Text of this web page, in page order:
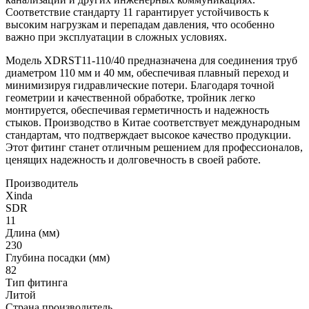
Соответствие стандарту 11 гарантирует устойчивость к
высоким нагрузкам и перепадам давления, что особенно
важно при эксплуатации в сложных условиях.
Модель XDRST11-110/40 предназначена для соединения труб
диаметром 110 мм и 40 мм, обеспечивая плавный переход и
минимизируя гидравлические потери. Благодаря точной
геометрии и качественной обработке, тройник легко
монтируется, обеспечивая герметичность и надежность
стыков. Производство в Китае соответствует международным
стандартам, что подтверждает высокое качество продукции.
Этот фитинг станет отличным решением для профессионалов,
ценящих надежность и долговечность в своей работе.
Производитель
Xinda
SDR
11
Длина (мм)
230
Глубина посадки (мм)
82
Тип фитинга
Литой